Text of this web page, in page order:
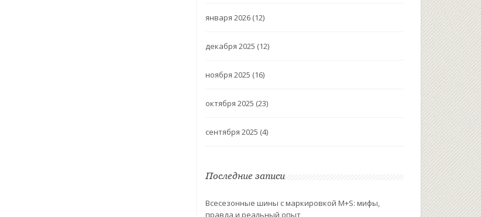
января 2026 (12)
декабря 2025 (12)
ноября 2025 (16)
октября 2025 (23)
сентября 2025 (4)
Последние записи
Всесезонные шины с маркировкой M+S: мифы,
правда и реальный опыт